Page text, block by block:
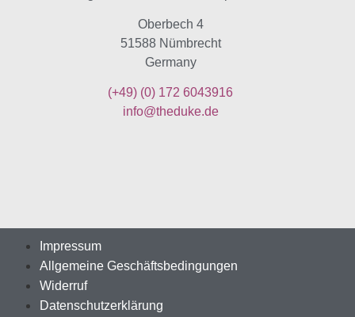
Oberbech 4
51588 Nümbrecht
Germany
(+49) (0) 172 6043916
info@theduke.de
Impressum
Allgemeine Geschäftsbedingungen
Widerruf
Datenschutzerklärung